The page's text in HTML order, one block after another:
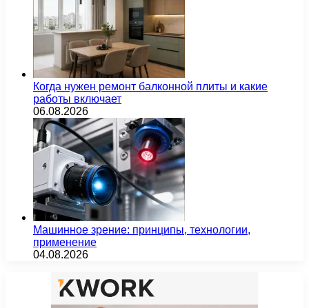
Когда нужен ремонт балконной плиты и какие
работы включает
06.08.2026
Машинное зрение: принципы, технологии,
применение
04.08.2026